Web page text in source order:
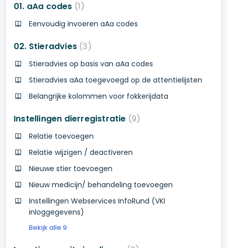
01. aAa codes 1
Eenvoudig invoeren aAa codes
02. Stieradvies 3
Stieradvies op basis van aAa codes
Stieradvies aAa toegevoegd op de attentielijsten
Belangrijke kolommen voor fokkerijdata
Instellingen dierregistratie 9
Relatie toevoegen
Relatie wijzigen / deactiveren
Nieuwe stier toevoegen
Nieuw medicijn/ behandeling toevoegen
Instellingen Webservices InfoRund (VKI
inloggegevens)
Bekijk alle 9